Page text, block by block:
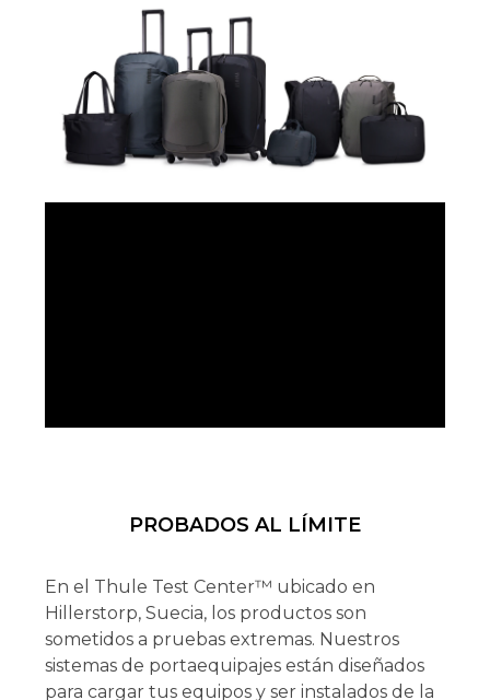
PROBADOS AL LÍMITE
En el Thule Test Center™ ubicado en
Hillerstorp, Suecia, los productos son
sometidos a pruebas extremas. Nuestros
sistemas de portaequipajes están diseñados
para cargar tus equipos y ser instalados de la